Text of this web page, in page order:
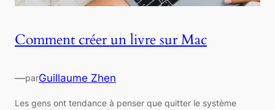
Comment créer un livre sur Mac
—parGuillaume Zhen
Les gens ont tendance à penser que quitter le système